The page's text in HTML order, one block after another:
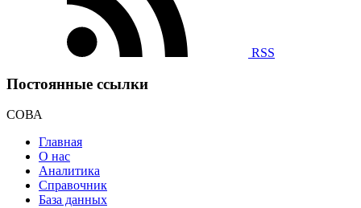
RSS
Постоянные ссылки
СОВА
Главная
О нас
Аналитика
Справочник
База данных